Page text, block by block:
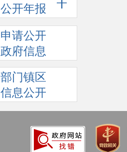
公开年报
申请公开
政府信息
部门镇区
信息公开